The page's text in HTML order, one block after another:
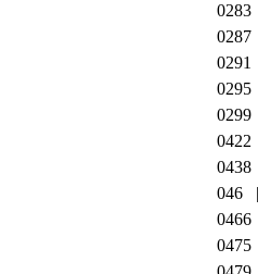
0283
0287
0291
0295
0299
0422
0438
046
0466
0475